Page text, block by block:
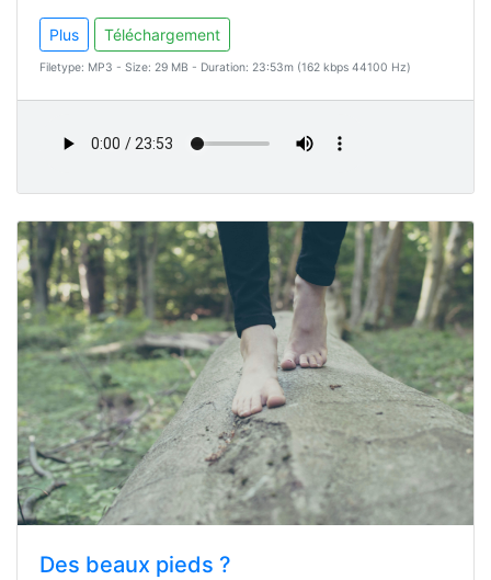
Plus Téléchargement
Filetype: MP3 - Size: 29 MB - Duration: 23:53m (162 kbps 44100 Hz)
Des beaux pieds ?